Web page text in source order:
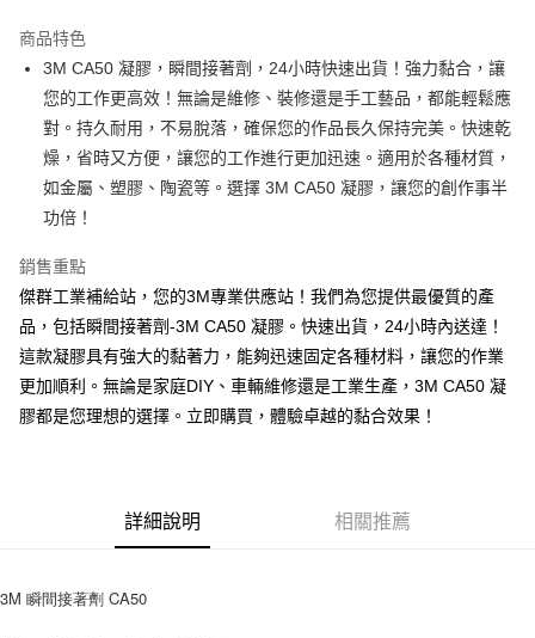
運送方式
全家取貨付款
每筆NT$60
付款後全家取貨
每筆NT$60
7-11取貨付款
每筆NT$60
付款後7-11取貨
每筆NT$60
新竹物流(大件商品、貨量較大)
商品特色
3M CA50 凝膠，瞬間接著劑，24小時快速出貨！強力黏合，讓
您的工作更高效！無論是維修、裝修還是手工藝品，都能輕鬆應
對。持久耐用，不易脫落，確保您的作品長久保持完美。快速乾
燥，省時又方便，讓您的工作進行更加迅速。適用於各種材質，
如金屬、塑膠、陶瓷等。選擇 3M CA50 凝膠，讓您的創作事半
功倍！
銷售重點
傑群工業補給站，您的3M專業供應站！我們為您提供最優質的產
品，包括瞬間接著劑-3M CA50 凝膠。快速出貨，24小時內送達！
這款凝膠具有強大的黏著力，能夠迅速固定各種材料，讓您的作業
更加順利。無論是家庭DIY、車輛維修還是工業生產，3M CA50 凝
膠都是您理想的選擇。立即購買，體驗卓越的黏合效果！
詳細說明 相關推薦
3M 瞬間接著劑 CA50